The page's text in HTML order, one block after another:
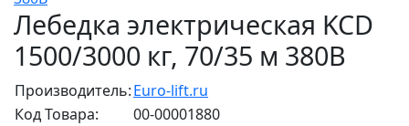
Лебедка электрическая KCD
1500/3000 кг, 70/35 м 380В
Производитель:Euro-lift.ru
Код Товара:
00-00001880